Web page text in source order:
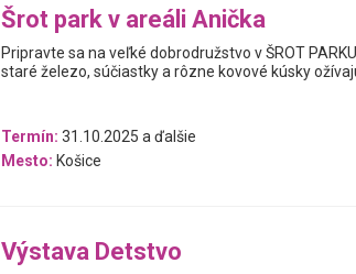
Šrot park v areáli Anička
Pripravte sa na veľké dobrodružstvo v ŠROT
staré železo, súčiastky a rôzne kovové kúsky
Termín: 31.10.2025 a ďalšie
Mesto: Košice
Výstava Detstvo